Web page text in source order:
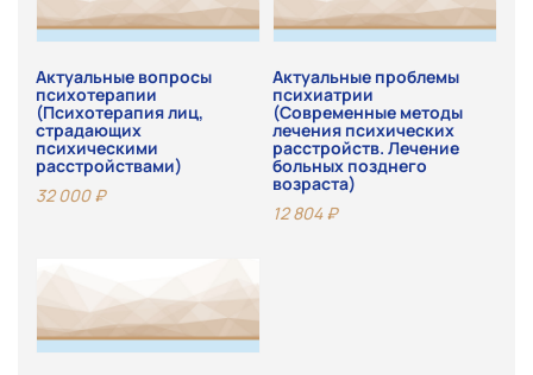
Актуальные вопросы
психотерапии
(Психотерапия лиц,
страдающих
психическими
расстройствами)
32 000₽
Актуальные проблемы
психиатрии
(Современные методы
лечения психических
расстройств. Лечение
больных позднего
возраста)
12 804₽